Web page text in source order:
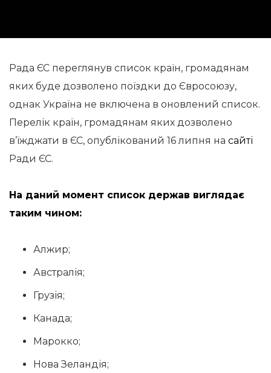
Рада ЄС переглянув список країн, громадянам
яких буде дозволено поїздки до Євросоюзу,
однак Україна не включена в оновлений список.
Перелік країн, громадянам яких дозволено
в’їжджати в ЄС, опублікований 16 липня на сайті
Ради ЄС.
На даний момент список держав виглядає
таким чином:
Алжир;
Австралія;
Грузія;
Канада;
Марокко;
Нова Зеландія;